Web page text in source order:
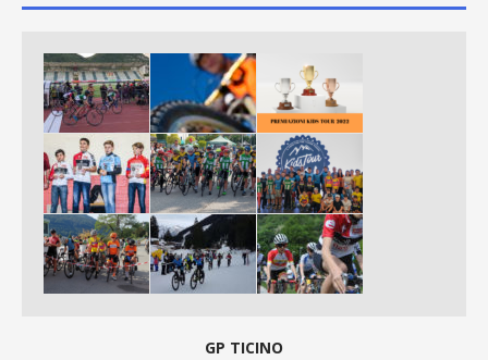
GP TICINO